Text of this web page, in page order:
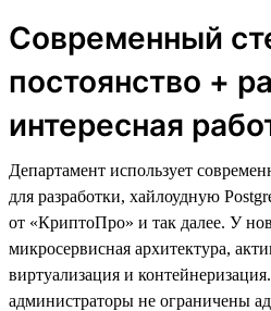
Современный
постоянство +
интересная
Департамент использует
для разработки, хайлоудную
от «КриптоПро» и так далее. У
микросервисная архитектура,
виртуализация и
администраторы не ограничены